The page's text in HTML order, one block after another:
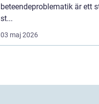
beteendeproblematik är ett
st...
03 maj 2026